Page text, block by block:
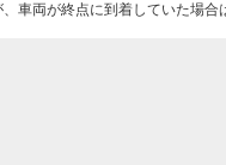
車両が終点に到着していた場合